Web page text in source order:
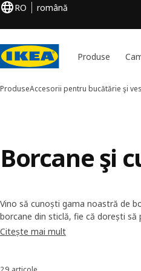
RO română
Produse
ProduseAccesorii pentru bucătărie şi
Borcane şi
Vino să cunoști gama noastră de
borcane din sticlă, fie că dorești
Vei găsi o varietate suficientă de
Citește mai mult